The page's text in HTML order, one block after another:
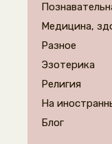
Медицина,
Разное
Эзотерика
Религия
На
Блог